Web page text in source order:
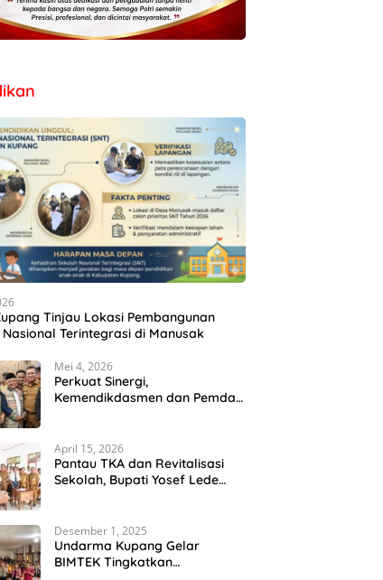
Tinjau Lokasi Pembangunan
Terintegrasi di Manusak
Mei 4, 2026
Perkuat Sinergi,
Kemendikdasmen dan Pemda
April 15, 2026
Pantau TKA dan Revitalisasi
Sekolah, Bupati Yosef Lede
Desember 1, 2025
Undarma Kupang Gelar
BIMTEK Tingkatkan